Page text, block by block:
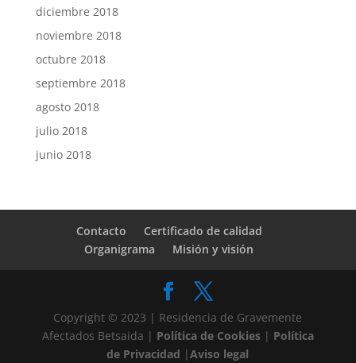
diciembre 2018
noviembre 2018
octubre 2018
septiembre 2018
agosto 2018
julio 2018
junio 2018
Contacto
Certificado de calidad
Organigrama
Misión y visión
Copyright © 2023 | Residencia de Gravemente
Afectados Betsaida | Política de Cookies| Política
de Privacidad |Aviso legal